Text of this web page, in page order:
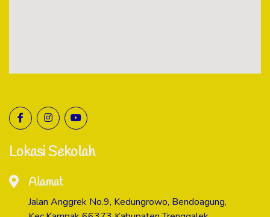
Lokasi Sekolah
Alamat
Jalan Anggrek No.9, Kedungrowo, Bendoagung,